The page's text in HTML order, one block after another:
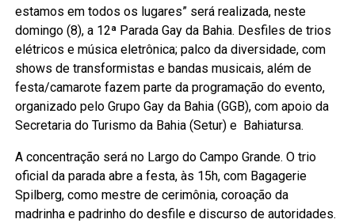
estamos em todos os lugares” será realizada, neste
domingo (8), a 12ª Parada Gay da Bahia. Desfiles de trios
elétricos e música eletrônica; palco da diversidade, com
shows de transformistas e bandas musicais, além de
festa/camarote fazem parte da programação do evento,
organizado pelo Grupo Gay da Bahia (GGB), com apoio da
Secretaria do Turismo da Bahia (Setur) e Bahiatursa.
A concentração será no Largo do Campo Grande. O trio
oficial da parada abre a festa, às 15h, com Bagagerie
Spilberg, como mestre de cerimônia, coroação da
madrinha e padrinho do desfile e discurso de autoridades.